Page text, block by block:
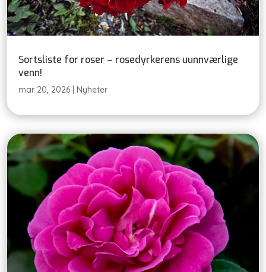
Sortsliste for roser – rosedyrkerens uunnværlige
venn!
mar 20, 2026 |Nyheter